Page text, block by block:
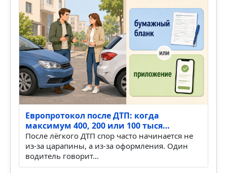
Европротокол после ДТП: когда
максимум 400, 200 или 100 тыся…
После лёгкого ДТП спор часто начинается не
из-за царапины, а из-за оформления. Один
водитель говорит…